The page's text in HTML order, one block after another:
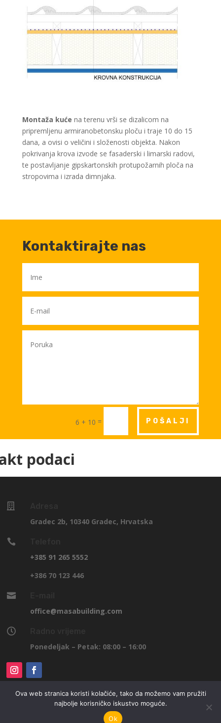
Montaža kuće na terenu vrši se dizalicom na
pripremljenu armiranobetonsku ploču i traje 10 do 15
dana, a ovisi o veličini i složenosti objekta. Nakon
pokrivanja krova izvode se fasaderski i limarski radovi,
te postavljanje gipskartonskih protupožarnih ploča na
stropovima i izrada dimnjaka.
Kontaktirajte nas
6 + 10 = POŠALJI
podaci

Gradec 2b, 10340 Gradec, Hrvatska

+385 91 265 5552
+386 70 123 446

office@masabuilding.com

Ponedeljak – Petak: 08:00 – 16:00
© Masa Building 2023
Ova web stranica koristi kolačiće, tako da možemo vam pružiti
najbolje korisničko iskustvo moguće.
Ok